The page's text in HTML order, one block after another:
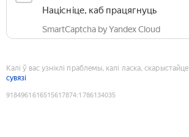
Націсніце, каб працягнуць
SmartCaptcha by Yandex Cloud
Калі ў вас узніклі праблемы, калі ласка, скарыстайце
сувязі
9184961616515617874:1786134035